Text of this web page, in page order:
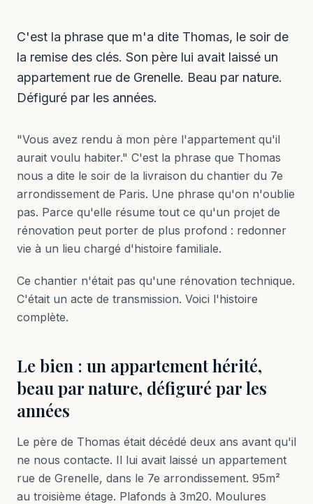
C'est la phrase que m'a dite Thomas, le soir de
la remise des clés. Son père lui avait laissé un
appartement rue de Grenelle. Beau par nature.
Défiguré par les années.
"Vous avez rendu à mon père l'appartement qu'il
aurait voulu habiter." C'est la phrase que Thomas
nous a dite le soir de la livraison du chantier du 7e
arrondissement de Paris. Une phrase qu'on n'oublie
pas. Parce qu'elle résume tout ce qu'un projet de
rénovation peut porter de plus profond : redonner
vie à un lieu chargé d'histoire familiale.
Ce chantier n'était pas qu'une rénovation technique.
C'était un acte de transmission. Voici l'histoire
complète.
Le bien : un appartement hérité,
beau par nature, défiguré par les
années
Le père de Thomas était décédé deux ans avant qu'il
ne nous contacte. Il lui avait laissé un appartement
rue de Grenelle, dans le 7e arrondissement. 95m²
au troisième étage. Plafonds à 3m20. Moulures